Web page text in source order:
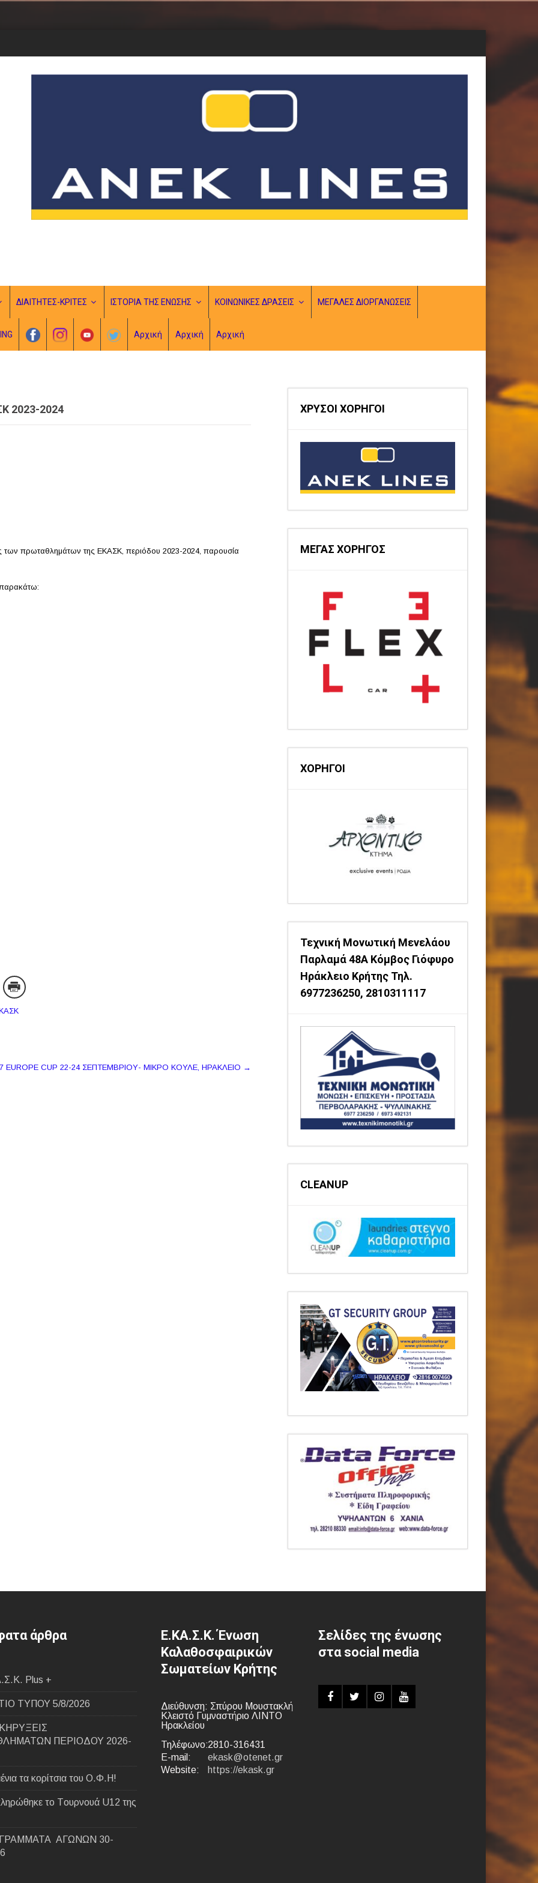
ΔΙΑΙΤΗΤΕΣ-ΚΡΙΤΕΣ ΙΣΤΟΡΙΑ ΤΗΣ ΕΝΩΣΗΣ ΚΟΙΝΩΝΙΚΕΣ ΔΡΑΣΕΙΣ ΜΕΓΑΛΕΣ ΔΙΟΡΓΑΝΩΣΕΙΣ
Αρχική Αρχική Αρχική
2023-2024
των πρωταθλημάτων της ΕΚΑΣΚ, περιόδου 2023-2024, παρουσία
EUROPE CUP 22-24 ΣΕΠΤΕΜΒΡΙΟΥ- ΜΙΚΡΟ ΚΟΥΛΕ, ΗΡΑΚΛΕΙΟ →
ΧΡΥΣΟΙ ΧΟΡΗΓΟΙ
ΜΕΓΑΣ ΧΟΡΗΓΟΣ
ΧΟΡΗΓΟΙ
Τεχνική Μονωτική Μενελάου
Παρλαμά 48Α Κόμβος Γιόφυρο
Ηράκλειο Κρήτης Τηλ.
6977236250, 2810311117
CLEANUP
άρθρα
Plus +
ΤΥΠΟΥ 5/8/2026
ΠΕΡΙΟΔΟΥ 2026-
τα κορίτσια του Ο.Φ.Η!
το Tουρνουά U12 της
ΑΓΩΝΩΝ 30-
Ε.ΚΑ.Σ.Κ. Ένωση
Καλαθοσφαιρικών
Σωματείων Κρήτης
Διεύθυνση: Σπύρου Μουστακλή
Κλειστό Γυμναστήριο ΛΙΝΤΟ
Ηρακλείου
Τηλέφωνο:2810-316431
E-mail:
ekask@otenet.gr
Website:
https://ekask.gr
Σελίδες της ένωσης
στα social media